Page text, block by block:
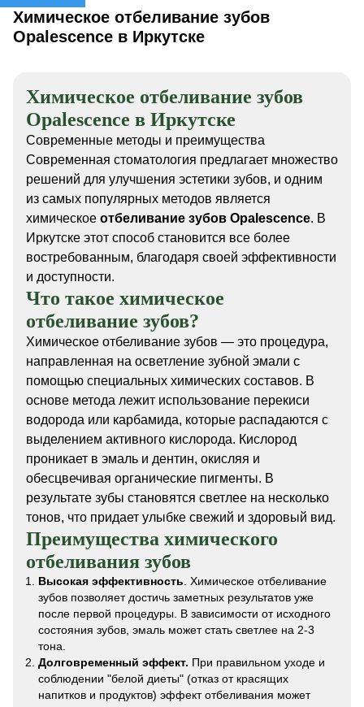
Химическое отбеливание зубов
Opalescence в Иркутске
Химическое отбеливание зубов
Opalescence в Иркутске
Современные методы и преимущества
Современная стоматология предлагает множество
решений для улучшения эстетики зубов, и одним
из самых популярных методов является
химическое отбеливание зубов Opalescence. В
Иркутске этот способ становится все более
востребованным, благодаря своей эффективности
и доступности.
Что такое химическое
отбеливание зубов?
Химическое отбеливание зубов — это процедура,
направленная на осветление зубной эмали с
помощью специальных химических составов. В
основе метода лежит использование перекиси
водорода или карбамида, которые распадаются с
выделением активного кислорода. Кислород
проникает в эмаль и дентин, окисляя и
обесцвечивая органические пигменты. В
результате зубы становятся светлее на несколько
тонов, что придает улыбке свежий и здоровый вид.
Преимущества химического
отбеливания зубов
Высокая эффективность . Химическое отбеливание
зубов позволяет достичь заметных результатов уже
после первой процедуры. В зависимости от исходного
состояния зубов, эмаль может стать светлее на 2-3
тона.
Долговременный эффект. При правильном уходе и
соблюдении "белой диеты" (отказ от красящих
напитков и продуктов) эффект отбеливания может